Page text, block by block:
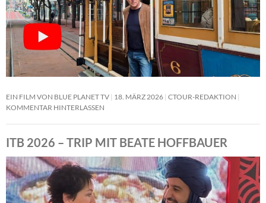
EIN FILM VON BLUE PLANET TV 18. MÄRZ 2026 CTOUR-REDAKTION
KOMMENTAR HINTERLASSEN
ITB 2026 – TRIP MIT BEATE HOFFBAUER